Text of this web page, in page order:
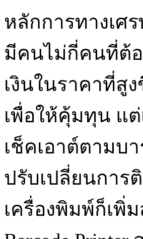
หลักการทางเศ
มีคนไม่กี่คนที่ต้อ
เงินในราคาที่สู
เพื่อให้คุ้มทุน แ
เช็คเอาต์ตามบ
ปรับเปลี่ยนการ
เครื่องพิมพ์ก็เ